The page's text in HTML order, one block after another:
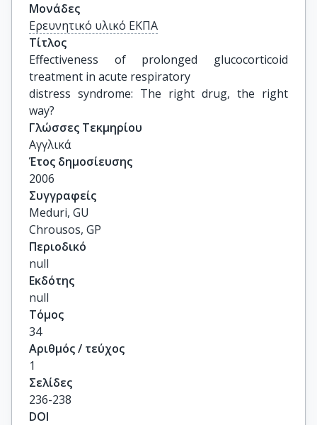
Μονάδες
Ερευνητικό υλικό ΕΚΠΑ
Τίτλος
Effectiveness of prolonged glucocorticoid
treatment in acute respiratory
distress syndrome: The right drug, the right
way?
Γλώσσες Τεκμηρίου
Αγγλικά
Έτος δημοσίευσης
2006
Συγγραφείς
Meduri, GU
Chrousos, GP
Περιοδικό
null
Εκδότης
null
Τόμος
34
Αριθμός / τεύχος
1
Σελίδες
236-238
DOI